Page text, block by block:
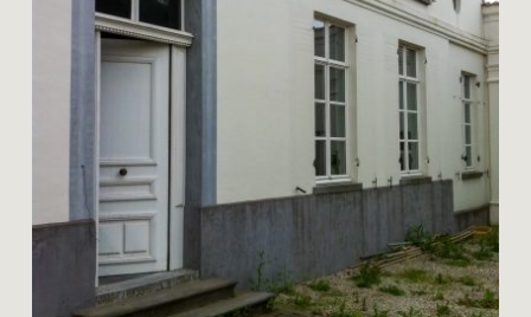
restauratie